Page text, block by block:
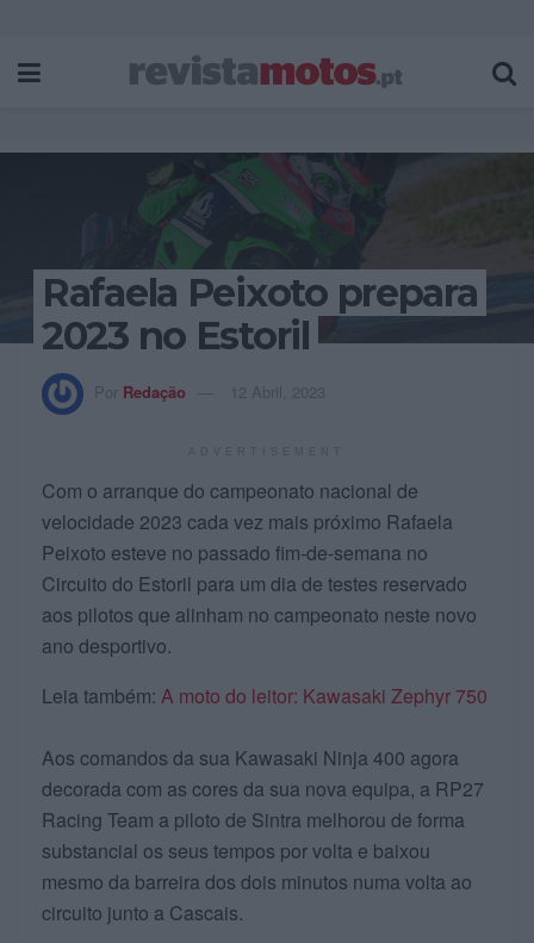
Rafaela Peixoto prepara
2023 no Estoril
Por Redação 12 Abril, 2023
Com o arranque do campeonato nacional de
velocidade 2023 cada vez mais próximo Rafaela
Peixoto esteve no passado fim-de-semana no
Circuito do Estoril para um dia de testes reservado
aos pilotos que alinham no campeonato neste novo
ano desportivo.
Leia também: A moto do leitor: Kawasaki Zephyr 750
Aos comandos da sua Kawasaki Ninja 400 agora
decorada com as cores da sua nova equipa, a RP27
Racing Team a piloto de Sintra melhorou de forma
substancial os seus tempos por volta e baixou
mesmo da barreira dos dois minutos numa volta ao
circuito junto a Cascais.